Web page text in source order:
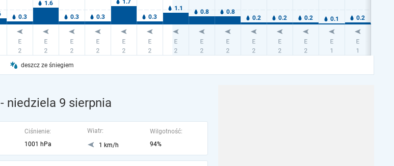
deszcz ze śniegiem
- niedziela 9 sierpnia
Ciśnienie:
1001 hPa
Wiatr:
1 km/h
Wilgotność:
94%